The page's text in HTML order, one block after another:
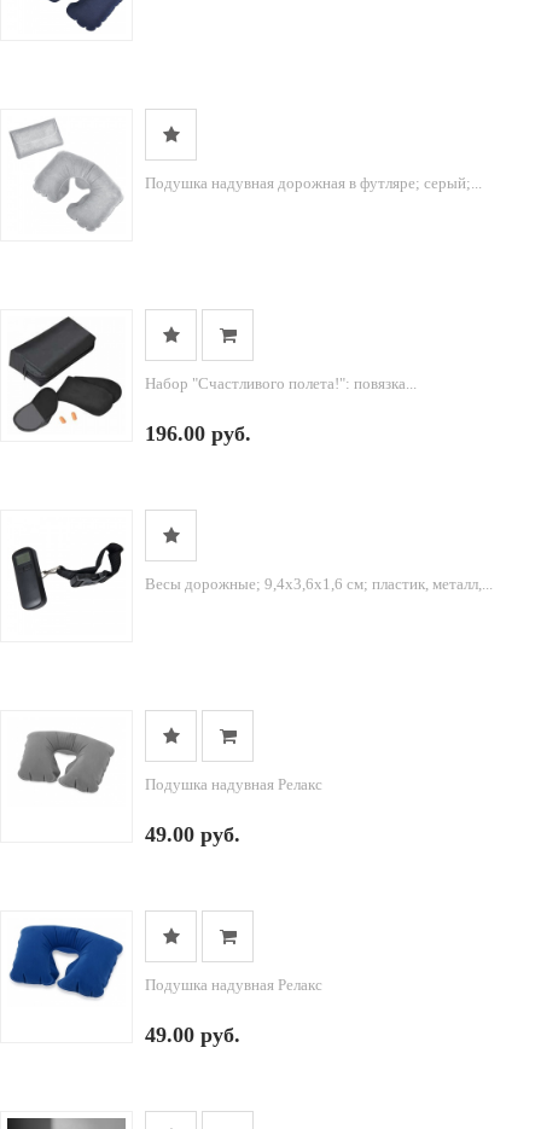
Подушка надувная дорожная в футляре; серый;...
Набор "Счастливого полета!": повязка...
196.00 руб.
Весы дорожные; 9,4х3,6х1,6 см; пластик, металл,...
Подушка надувная Релакс
49.00 руб.
Подушка надувная Релакс
49.00 руб.